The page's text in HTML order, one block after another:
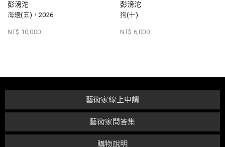
彭滂沱
海邊(五)，2026
NT$ 10,000
彭滂沱
狗(十)
NT$ 6,000
購物說明
藝術家問答集
藝術家線上申請